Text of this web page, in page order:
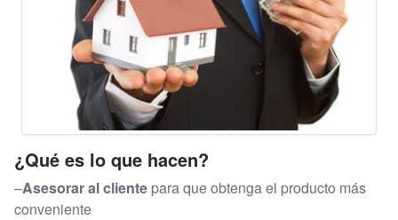
¿Qué es lo que hacen?
–Asesorar al cliente para que obtenga el producto más
conveniente